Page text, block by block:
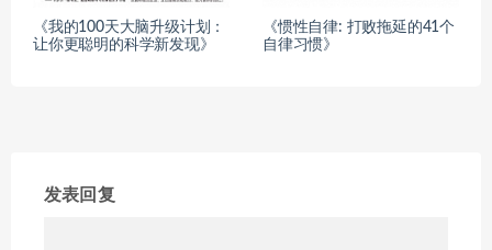
《我的100天大脑升级计划：
让你更聪明的科学新发现》
《惯性自律: 打败拖延的41个
自律习惯》
发表回复